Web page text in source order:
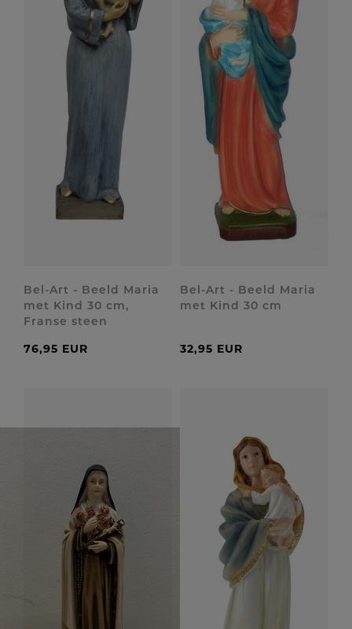
Bel-Art - Beeld Maria
met Kind 30 cm,
Franse steen
76,95 EUR
Bel-Art - Beeld Maria
met Kind 30 cm
32,95 EUR